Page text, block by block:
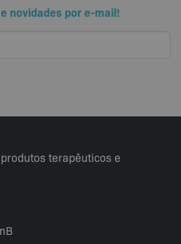
novidades por e-mail!
terapêuticos e